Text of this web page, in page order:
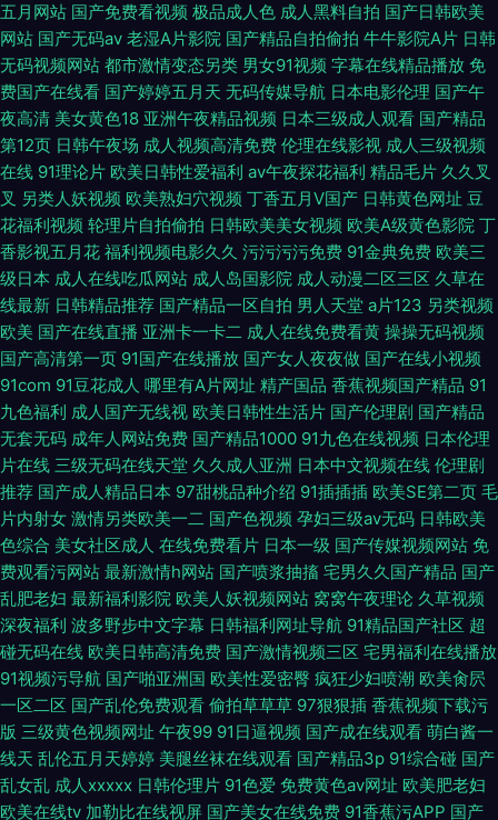
五月网站 国产免费看视频 极品成人色 成人黑料自拍 国产日韩欧美
网站 国产无码av 老湿A片影院 国产精品自拍偷拍 牛牛影院A片 日韩
无码视频网站 都市激情变态另类 男女91视频 字幕在线精品播放 免
费国产在线看 国产婷婷五月天 无码传媒导航 日本电影伦理 国产午
夜高清 美女黄色18 亚洲午夜精品视频 日本三级成人观看 国产精品
第12页 日韩午夜场 成人视频高清免费 伦理在线影视 成人三级视频
在线 91理论片 欧美日韩性爱福利 av午夜探花福利 精品毛片 久久叉
叉 另类人妖视频 欧美熟妇穴视频 丁香五月V国产 日韩黄色网址 豆
花福利视频 轮理片自拍偷拍 日韩欧美美女视频 欧美A级黄色影院 丁
香影视五月花 福利视频电影久久 污污污污免费 91金典免费 欧美三
级日本 成人在线吃瓜网站 成人岛国影院 成人动漫二区三区 久草在
线最新 日韩精品推荐 国产精品一区自拍 男人天堂 a片123 另类视频
欧美 国产在线直播 亚洲卡一卡二 成人在线免费看黄 操操无码视频
国产高清第一页 91国产在线播放 国产女人夜夜做 国产在线小视频
91com 91豆花成人 哪里有A片网址 精产国品 香蕉视频国产精品 91
九色福利 成人国产无线视 欧美日韩性生活片 国产伦理剧 国产精品
无套无码 成年人网站免费 国产精品1000 91九色在线视频 日本伦理
片在线 三级无码在线天堂 久久成人亚洲 日本中文视频在线 伦理剧
推荐 国产成人精品日本 97甜桃品种介绍 91插插插 欧美SE第二页 毛
片内射女 激情另类欧美一二 国产色视频 孕妇三级av无码 日韩欧美
色综合 美女社区成人 在线免费看片 日本一级 国产传媒视频网站 免
费观看污网站 最新激情h网站 国产喷浆抽搐 宅男久久国产精品 国产
乱肥老妇 最新福利影院 欧美人妖视频网站 窝窝午夜理论 久草视频
深夜福利 波多野步中文字幕 日韩福利网址导航 91精品国产社区 超
碰无码在线 欧美日韩高清免费 国产激情视频三区 宅男福利在线播放
91视频污导航 国产啪亚洲国 欧美性爱密臀 疯狂少妇喷潮 欧美肏屄
一区二区 国产乱伦免费观看 偷拍草草草 97狠狠插 香蕉视频下载污
版 三级黄色视频网址 午夜99 91日逼视频 国产成在线观看 萌白酱一
线天 乱伦五月天婷婷 美腿丝袜在线观看 国产精品3p 91综合碰 国产
乱女乱 成人xxxxx 日韩伦理片 91色爱 免费黄色av网址 欧美肥老妇
欧美在线tv 加勒比在线视屏 国产美女在线免费 91香蕉污APP 国产